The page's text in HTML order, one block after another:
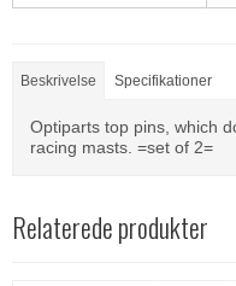
Beskrivelse Specifikationer
Optiparts top pins, which
racing masts. =set of 2=
Relaterede produkter